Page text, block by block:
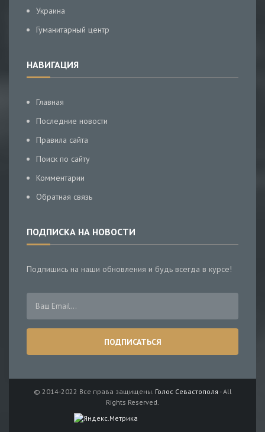
Украина
Гуманитарный центр
НАВИГАЦИЯ
Главная
Последние новости
Правила сайта
Поиск по сайту
Комментарии
Обратная связь
ПОДПИСКА НА НОВОСТИ
Подпишись на наши обновления и будь всегда в курсе!
© 2014-2022 Все права защищены. Голос Севастополя - All
Rights Reserved.